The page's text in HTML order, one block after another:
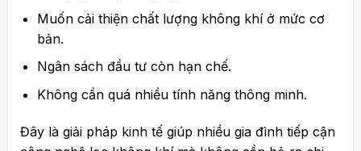
Muốn cải thiện chất lượng không khí ở mức cơ
bản.
Ngân sách đầu tư còn hạn chế.
Không cần quá nhiều tính năng thông minh.
Đây là giải pháp kinh tế giúp nhiều gia đình tiếp cận